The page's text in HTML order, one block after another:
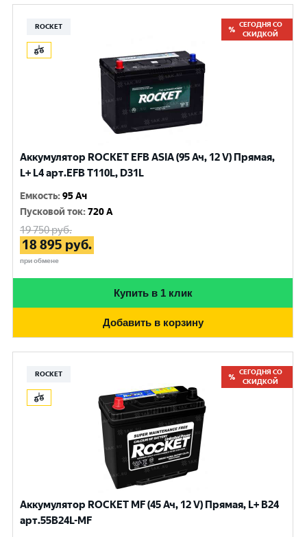
ROCKET
СЕГОДНЯ СО
СКИДКОЙ
Аккумулятор ROCKET EFB ASIA (95 Ач, 12 V) Прямая,
L+ L4 арт.EFB T110L, D31L
Емкость:95 Ач
Пусковой ток:720 A
19 750руб.
18 895 руб.
при обмене
Купить в 1 клик
Добавить в корзину
ROCKET
СЕГОДНЯ СО
СКИДКОЙ
Аккумулятор ROCKET MF (45 Ач, 12 V) Прямая, L+ B24
арт.55B24L-MF